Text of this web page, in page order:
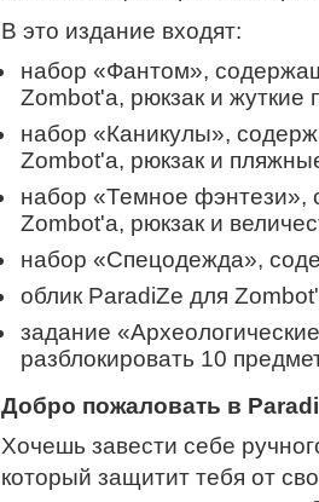
В это издание входят:
набор «Фантом»,
Zombot'а, рюкзак и жуткие
набор «Каникулы»,
Zombot'а, рюкзак и
набор «Темное фэнтези»,
Zombot'а, рюкзак и
набор «Спецодежда»,
облик ParadiZe для
задание
разблокировать 10
Добро пожаловать в
Хочешь завести себе
который защитит тебя от